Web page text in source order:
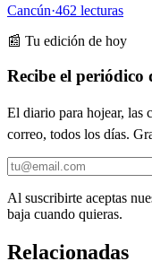
Cancún·462 lecturas
📰 Tu edición de hoy
Recibe el periódico
El diario para hojear, las
correo, todos los días.
Al suscribirte aceptas
baja cuando quieras.
Relacionadas